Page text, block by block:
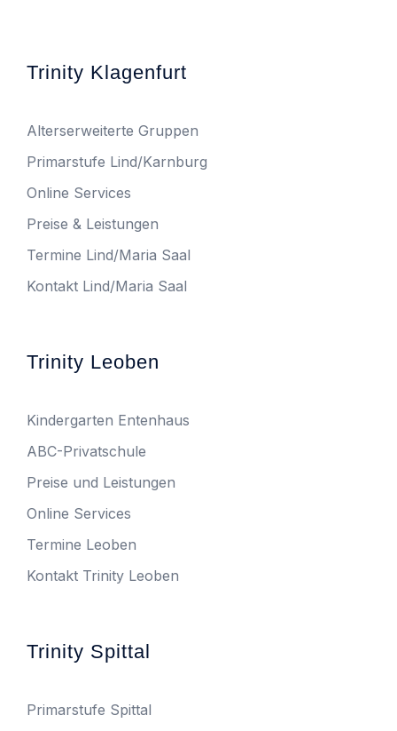
Trinity Klagenfurt
Alterserweiterte Gruppen
Primarstufe Lind/Karnburg
Online Services
Preise & Leistungen
Termine Lind/Maria Saal
Kontakt Lind/Maria Saal
Trinity Leoben
Kindergarten Entenhaus
ABC-Privatschule
Preise und Leistungen
Online Services
Termine Leoben
Kontakt Trinity Leoben
Trinity Spittal
Primarstufe Spittal